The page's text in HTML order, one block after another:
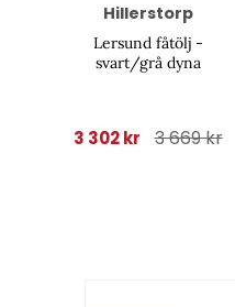
Hillerstorp
Lersund fåtölj -
svart/grå dyna
3 302 kr 3 669 kr